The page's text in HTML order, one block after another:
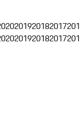
201920182017
201920182017